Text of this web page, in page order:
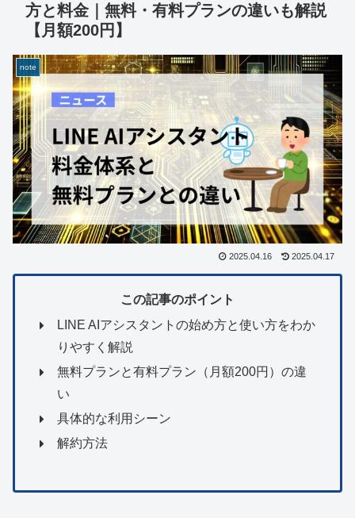
方と料金｜無料・有料プランの違いも解説
【月額200円】
note
2025.04.16 2025.04.17
この記事のポイント
LINE AIアシスタントの始め方と使い方をわか
りやすく解説
無料プランと有料プラン（月額200円）の違
い
具体的な利用シーン
解約方法